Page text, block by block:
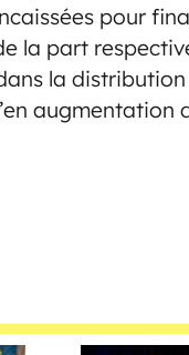
pour
la part
la
augmentation